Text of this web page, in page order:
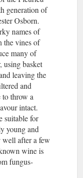
generation of
Osborn.
names of
the vines of
many of
using basket
leaving the
and
throw a
intact.
suitable for
young and
well after a few
wine is
fungus-